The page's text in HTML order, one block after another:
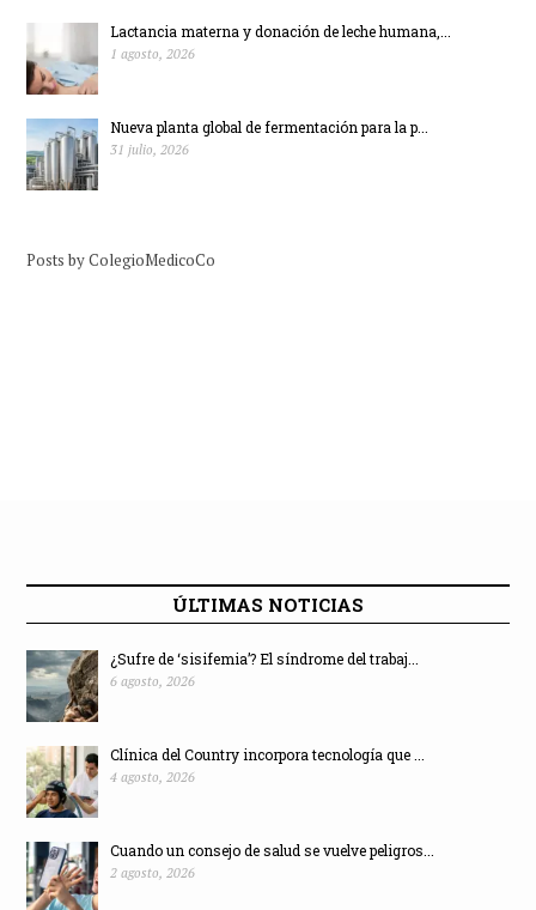
Lactancia materna y donación de leche humana,...
1 agosto, 2026
Nueva planta global de fermentación para la p...
31 julio, 2026
Posts by ColegioMedicoCo
ÚLTIMAS NOTICIAS
¿Sufre de ‘sisifemia’? El síndrome del trabaj...
6 agosto, 2026
Clínica del Country incorpora tecnología que ...
4 agosto, 2026
Cuando un consejo de salud se vuelve peligros...
2 agosto, 2026